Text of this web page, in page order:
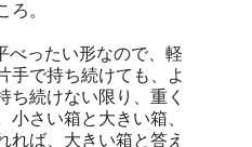
ろ。
べったい形なので、軽
手で持ち続けても、よ
ち続けない限り、重く
小さい箱と大きい箱、
れば、大きい箱と答え